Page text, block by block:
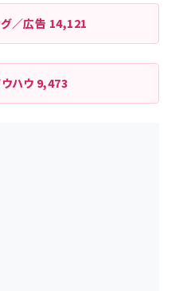
／広告 14,121
ハウ 9,473